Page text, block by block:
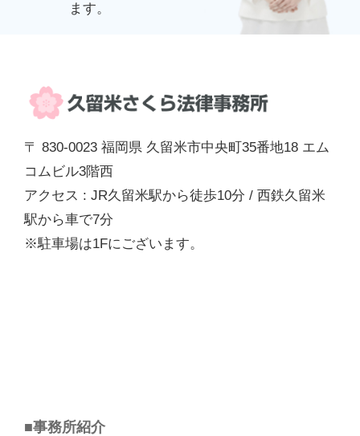
ます。
〒 830-0023 福岡県 久留米市中央町35番地18 エム
コムビル3階西
アクセス : JR久留米駅から徒歩10分 / 西鉄久留米
駅から車で7分
※駐車場は1Fにございます。
■事務所紹介